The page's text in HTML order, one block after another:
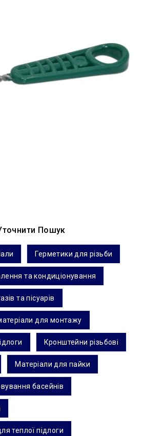
Пошук
Герметики для різьби
та кондиціонування
та пісуарів
для монтажу
Кронштейни різьбові
Матеріали для пайки
басейнів
теплої підлоги